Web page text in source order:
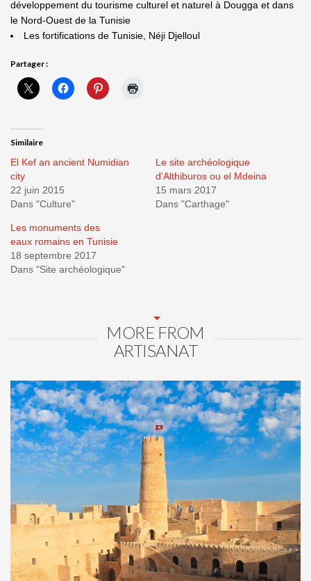
développement du tourisme culturel et naturel à Dougga et dans
le Nord-Ouest de la Tunisie
Les fortifications de Tunisie, Néji Djelloul
Partager :
Similaire
El Kef an ancient Numidian
city
22 juin 2015
Dans "Culture"
Le site archéologique
d’Althiburos ou el Mdeina
15 mars 2017
Dans "Carthage"
Les monuments des
eaux romains en Tunisie
18 septembre 2017
Dans "Site archéologique"
MORE FROM
ARTISANAT